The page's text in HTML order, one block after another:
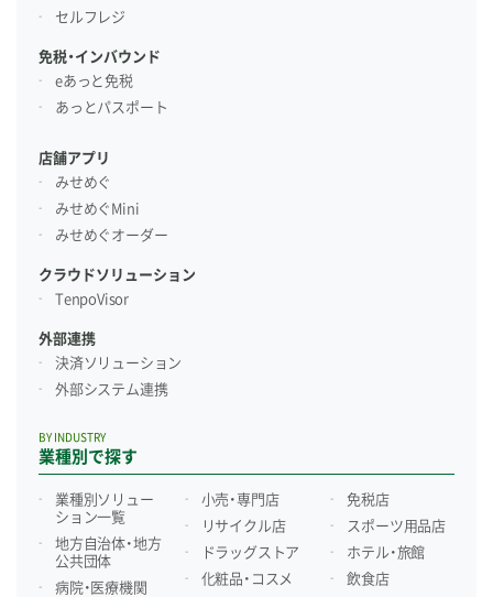
セルフレジ
免税・インバウンド
eあっと免税
あっとパスポート
店舗アプリ
みせめぐ
みせめぐMini
みせめぐオーダー
クラウドソリューション
TenpoVisor
外部連携
決済ソリューション
外部システム連携
業種別で探す
BY INDUSTRY
業種別ソリュー
ション一覧
地方自治体・地方
公共団体
病院・医療機関
小売・専門店
リサイクル店
ドラッグストア
化粧品・コスメ
免税店
スポーツ用品店
ホテル・旅館
飲食店